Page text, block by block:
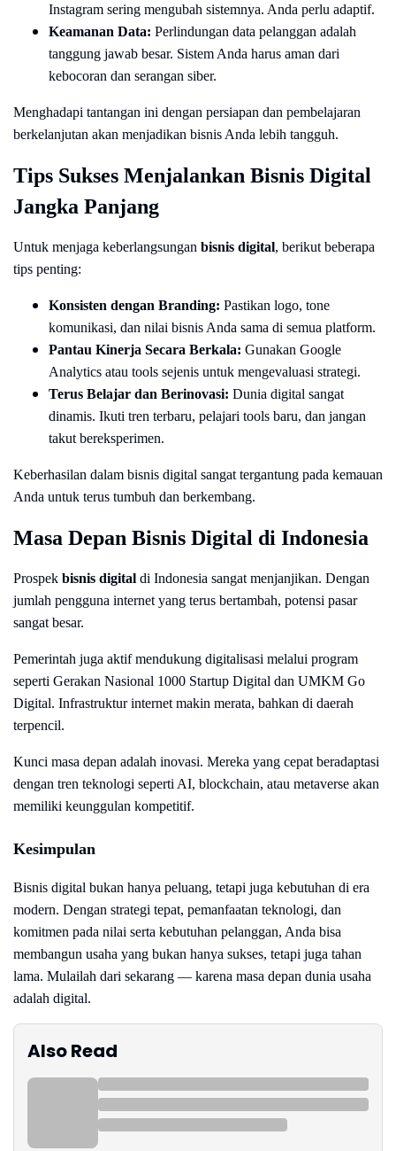
Instagram sering mengubah sistemnya. Anda perlu adaptif.
Keamanan Data: Perlindungan data pelanggan adalah
tanggung jawab besar. Sistem Anda harus aman dari
kebocoran dan serangan siber.
Menghadapi tantangan ini dengan persiapan dan pembelajaran
berkelanjutan akan menjadikan bisnis Anda lebih tangguh.
Tips Sukses Menjalankan Bisnis Digital
Jangka Panjang
Untuk menjaga keberlangsungan bisnis digital, berikut beberapa
tips penting:
Konsisten dengan Branding: Pastikan logo, tone
komunikasi, dan nilai bisnis Anda sama di semua platform.
Pantau Kinerja Secara Berkala: Gunakan Google
Analytics atau tools sejenis untuk mengevaluasi strategi.
Terus Belajar dan Berinovasi: Dunia digital sangat
dinamis. Ikuti tren terbaru, pelajari tools baru, dan jangan
takut bereksperimen.
Keberhasilan dalam bisnis digital sangat tergantung pada kemauan
Anda untuk terus tumbuh dan berkembang.
Masa Depan Bisnis Digital di Indonesia
Prospek bisnis digital di Indonesia sangat menjanjikan. Dengan
jumlah pengguna internet yang terus bertambah, potensi pasar
sangat besar.
Pemerintah juga aktif mendukung digitalisasi melalui program
seperti Gerakan Nasional 1000 Startup Digital dan UMKM Go
Digital. Infrastruktur internet makin merata, bahkan di daerah
terpencil.
Kunci masa depan adalah inovasi. Mereka yang cepat beradaptasi
dengan tren teknologi seperti AI, blockchain, atau metaverse akan
memiliki keunggulan kompetitif.
Kesimpulan
Bisnis digital bukan hanya peluang, tetapi juga kebutuhan di era
modern. Dengan strategi tepat, pemanfaatan teknologi, dan
komitmen pada nilai serta kebutuhan pelanggan, Anda bisa
membangun usaha yang bukan hanya sukses, tetapi juga tahan
lama. Mulailah dari sekarang — karena masa depan dunia usaha
adalah digital.
Also Read